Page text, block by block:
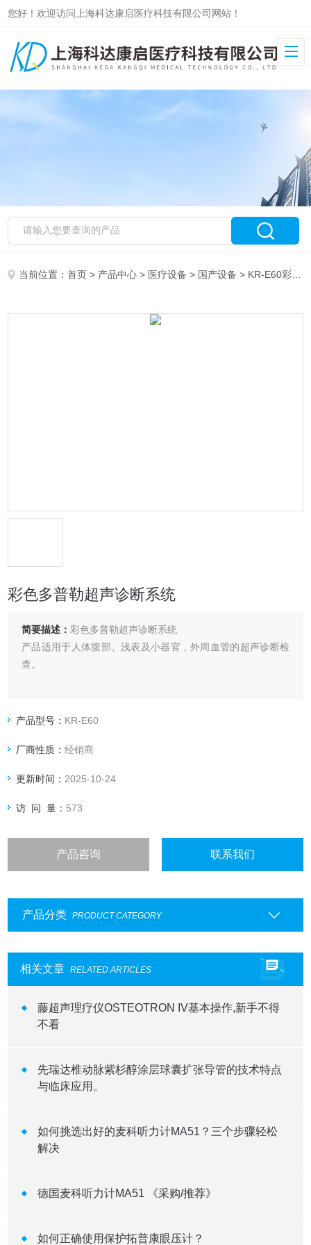
您好！欢迎访问上海科达康启医疗科技有限公司网站！
当前位置：首页 > 产品中心 > 医疗设备 > 国产设备 > KR-E60彩色多普勒超声诊断系统
彩色多普勒超声诊断系统
简要描述： 彩色多普勒超声诊断系统
产品适用于人体腹部、浅表及小器官，外周血管的超声诊断检
查。
产品型号： KR-E60
厂商性质：经销商
更新时间： 2025-10-24
访 问 量： 573
产品咨询 联系我们
产品分类 PRODUCT CATEGORY
相关文章 RELATED ARTICLES
藤超声理疗仪OSTEOTRON IV基本操作,新手不得
不看
先瑞达椎动脉紫杉醇涂层球囊扩张导管的技术特点
与临床应用。
如何挑选出好的麦科听力计MA51？三个步骤轻松
解决
德国麦科听力计MA51 《采购/推荐》
如何正确使用保护拓普康眼压计？